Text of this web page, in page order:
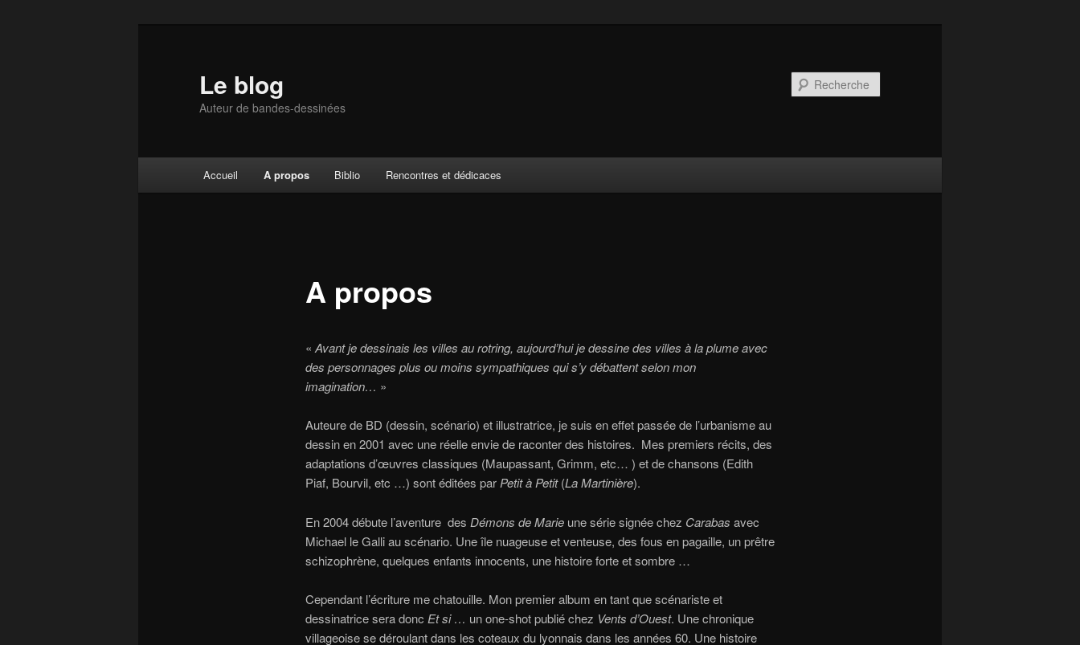
Le blog
Auteur de bandes-dessinées
Accueil A propos Biblio Rencontres et dédicaces
A propos
« Avant je dessinais les villes au rotring, aujourd’hui je dessine des villes à la plume avec
des personnages plus ou moins sympathiques qui s’y débattent selon mon
imagination… »
Auteure de BD (dessin, scénario) et illustratrice, je suis en effet passée de l’urbanisme au
dessin en 2001 avec une réelle envie de raconter des histoires. Mes premiers récits, des
adaptations d’œuvres classiques (Maupassant, Grimm, etc… ) et de chansons (Edith
Piaf, Bourvil, etc …) sont éditées parPetit à Petit(La Martinière).
En 2004 débute l’aventure des Démons de Marieune série signée chez Carabas avec
Michael le Galli au scénario. Une île nuageuse et venteuse, des fous en pagaille, un prêtre
schizophrène, quelques enfants innocents, une histoire forte et sombre …
Cependant l’écriture me chatouille. Mon premier album en tant que scénariste et
dessinatrice sera donc Et si … un one-shot publié chez Vents d’Ouest. Une chronique
villageoise se déroulant dans les coteaux du lyonnais dans les années 60. Une histoire